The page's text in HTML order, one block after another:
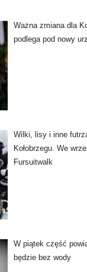
Ważna zmiana dla
podlega pod nowy
Wilki, lisy i inne
Kołobrzegu. We
Fursuitwalk
W piątek część
będzie bez wody